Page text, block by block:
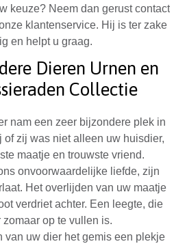
keuze? Neem dan gerust contact
klantenservice. Hij is ter zake
en helpt u graag.
Dieren Urnen en
Collectie
nam een zeer bijzondere plek in
of zij was niet alleen uw huisdier,
maatje en trouwste vriend.
onvoorwaardelijke liefde, zijn
Het overlijden van uw maatje
verdriet achter. Een leegte, die
zomaar op te vullen is.
van uw dier het gemis een plekje